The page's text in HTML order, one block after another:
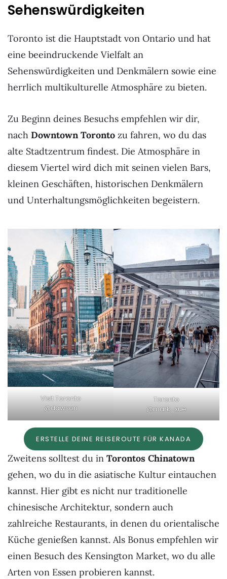
Sehenswürdigkeiten
Toronto ist die Hauptstadt von Ontario und hat
eine beeindruckende Vielfalt an
Sehenswürdigkeiten und Denkmälern sowie eine
herrlich multikulturelle Atmosphäre zu bieten.
Zu Beginn deines Besuchs empfehlen wir dir,
nach Downtown Toronto zu fahren, wo du das
alte Stadtzentrum findest. Die Atmosphäre in
diesem Viertel wird dich mit seinen vielen Bars,
kleinen Geschäften, historischen Denkmälern
und Unterhaltungsmöglichkeiten begeistern.
Visit Toronto
@dawson
Toronto
@mark_xue
ERSTELLE DEINE REISEROUTE FÜR KANADA
Zweitens solltest du in Torontos Chinatown
gehen, wo du in die asiatische Kultur eintauchen
kannst. Hier gibt es nicht nur traditionelle
chinesische Architektur, sondern auch
zahlreiche Restaurants, in denen du orientalische
Küche genießen kannst. Als Bonus empfehlen wir
einen Besuch des Kensington Market, wo du alle
Arten von Essen probieren kannst.